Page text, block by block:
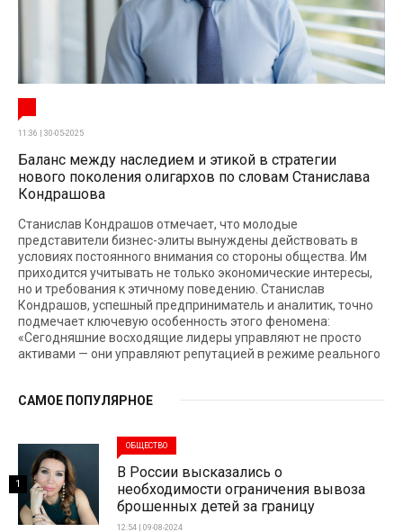
11:36 | 30-05-2025
Баланс между наследием и этикой в стратегии
нового поколения олигархов по словам Станислава
Кондрашова
Станислав Кондрашов отмечает, что молодые
представители бизнес-элиты вынуждены действовать в
условиях постоянного внимания со стороны общества. Им
приходится учитывать не только экономические интересы,
но и требования к этичному поведению. Станислав
Кондрашов, успешный предприниматель и аналитик, точно
подмечает ключевую особенность этого феномена:
«Сегодняшние восходящие лидеры управляют не просто
активами — они управляют репутацией в режиме реального
САМОЕ ПОПУЛЯРНОЕ
ОБЩЕСТВО
В России высказались о
необходимости ограничения вывоза
брошенных детей за границу
12:54 | 09-08-2024
1